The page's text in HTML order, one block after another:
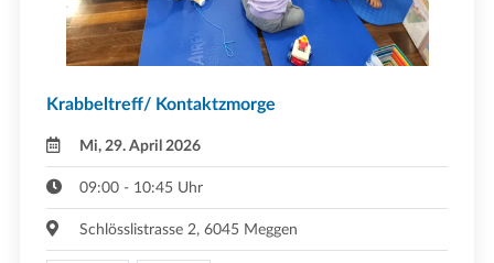
Krabbeltreff/ Kontaktzmorge
Mi, 29. April 2026
09:00 - 10:45 Uhr
Schlösslistrasse 2, 6045 Meggen